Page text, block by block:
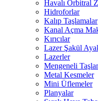
Havalı Orbitral
Hidroforlar
Kalıp Taşlamalar
Kanal Açma
Kırıcılar
Lazer Şakül
Lazerler
Mengeneli
Metal Kesmeler
Mini Üflemeler
Planyalar